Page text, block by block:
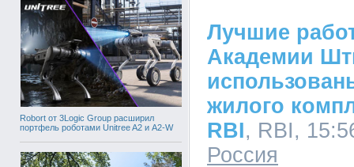
Robort от 3Logic Group расширил
портфель роботами Unitree A2 и A2-W
Лучшие
Академии
жилого
RBI, RBI,
Россия